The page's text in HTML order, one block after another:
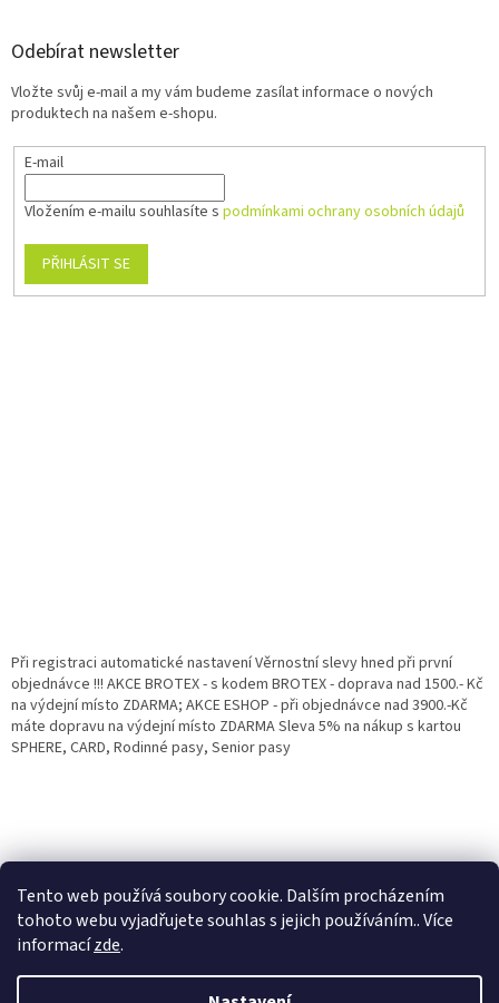
Tento web používá soubory cookie. Dalším procházením
tohoto webu vyjadřujete souhlas s jejich používáním.. Více
informacízde.
Odebírat newsletter
Vložte svůj e-mail a my vám budeme zasílat informace o nových
produktech na našem e-shopu.
E-mail
Vložením e-mailu souhlasíte s podmínkami ochrany osobních údajů
PŘIHLÁSIT SE
Při registraci automatické nastavení Věrnostní slevy hned při první
objednávce !!! AKCE BROTEX - s kodem BROTEX - doprava nad 1500.- Kč
na výdejní místo ZDARMA; AKCE ESHOP - při objednávce nad 3900.-Kč
máte dopravu na výdejní místo ZDARMA Sleva 5% na nákup s kartou
SPHERE, CARD, Rodinné pasy, Senior pasy